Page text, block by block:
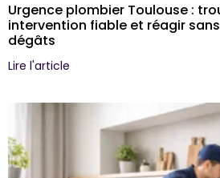
Urgence plombier Toulouse :
intervention fiable et réagir
dégâts
Lire l'article